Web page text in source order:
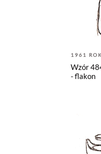
1961
Wzór
- flakon